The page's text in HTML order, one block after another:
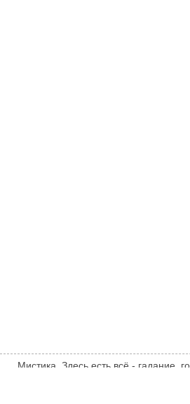
Мистика. Здесь есть всё - гадание,